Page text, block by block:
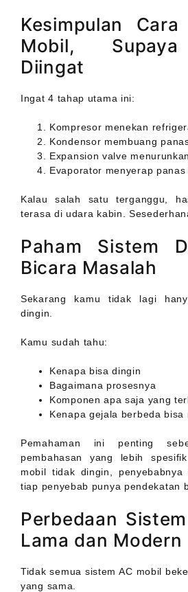
Kesimpulan
Mobil,
Diingat
Ingat 4 tahap utama ini:
Kompresor menekan
Kondensor membuang
Expansion valve
Evaporator menyerap panas
Kalau salah satu terganggu,
terasa di udara kabin.
Paham Sistem
Bicara Masalah
Sekarang kamu tidak lagi
dingin.
Kamu sudah tahu:
Kenapa bisa dingin
Bagaimana prosesnya
Komponen apa saja yang
Kenapa gejala berbeda bisa
Pemahaman ini penting
pembahasan yang lebih
mobil tidak dingin,
tiap penyebab punya pendekatan
Perbedaan
Lama dan Modern
Tidak semua sistem AC mobil
yang sama.